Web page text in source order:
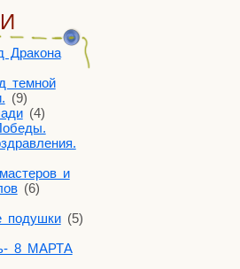
Дракона
темной
(9)
(4)
и
(6)
подушки(5)
8 МАРТА